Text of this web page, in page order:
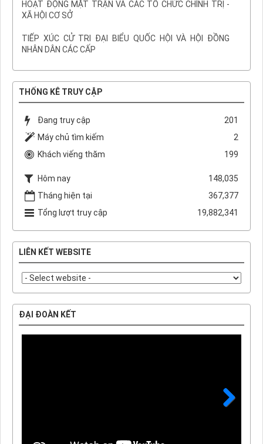
HOẠT ĐỘNG MẶT TRẬN VÀ CÁC TỔ CHỨC CHÍNH TRỊ -
XÃ HỘI CƠ SỞ
TIẾP XÚC CỬ TRI ĐẠI BIỂU QUỐC HỘI VÀ HỘI ĐỒNG
NHÂN DÂN CÁC CẤP
THỐNG KÊ TRUY CẬP
Đang truy cập
201
Máy chủ tìm kiếm
2
Khách viếng thăm
199
Hôm nay
148,035
Tháng hiện tại
367,377
Tổng lượt truy cập
19,882,341
LIÊN KẾT WEBSITE
ĐẠI ĐOÀN KẾT